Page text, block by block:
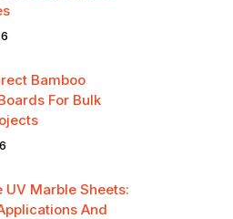
Bamboo
For Bulk
UV Marble Sheets:
And